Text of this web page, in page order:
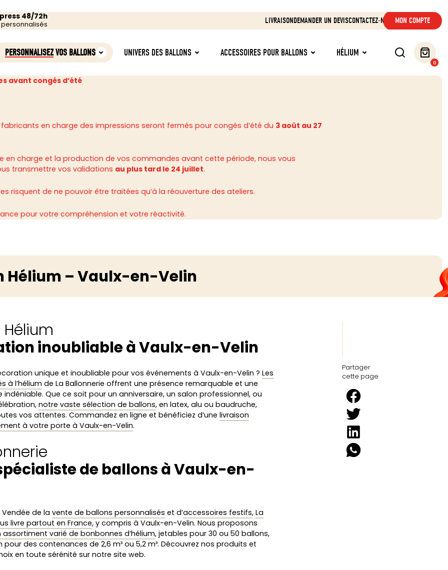
48/72h LIVRAISONDEMANDER UN DEVISCONTACTEZ-NOUS MON COMPTE
PERSONNALISEZVOS BALLONS UNIVERS DES BALLONS ACCESSOIRES POUR BALLONS HÉLIUM
0
avant congés d’été
en charge des impressions seront fermés pour congés d’été du 3 août au 27
en charge et la production de vos commandes avant cette période, nous vous
transmettre vos validations au plus tard le 24 juillet.
risquent de ne pouvoir être traitées qu’à la réouverture des ateliers.
pour votre compréhension et votre réactivité.
Hélium – Vaulx-en-Velin
Hélium
inoubliable à Vaulx-en-Velin
unique et inoubliable pour vos événements à Vaulx-en-Velin ? Les
à l’hélium de La Ballonnerie offrent une présence remarquable et une
indéniable. Que ce soit pour un anniversaire, un salon professionnel, ou
notre vaste sélection de ballons, en latex, alu ou baudruche,
vos attentes. Commandez en ligne et bénéficiez d’une livraison
à votre porte à Vaulx-en-Velin.
de ballons à Vaulx-en-
de la vente de ballons personnalisés et d’accessoires festifs, La
livre partout en France, y compris à Vaulx-en-Velin. Nous proposons
assortiment varié de bonbonnes d’hélium, jetables pour 30 ou 50 ballons,
des contenances de 2,6 m³ ou 5,2 m³. Découvrez nos produits et
en toute sérénité sur notre site web.
Partager
cette page